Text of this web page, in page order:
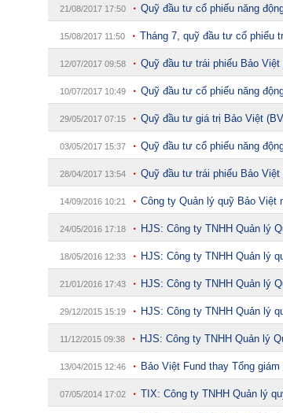
10:33
Mỹ nhân Vbiz đầu tiên được làm
hình Hàn Quốc, chiếm top 1 hot
Kiểm tra tủ đựng bát, đĩa trong nhà,
10:30
MSB được Vietnam Report vinh
2026
Trải nghiệm giải pháp nội thất tại
21/08/2017 17:50 Quỹ đầu tư cổ phiếu năng
15/08/2017 11:50 Tháng 7, quỹ đầu tư cổ phiếu
12/07/2017 09:58 Quỹ đầu tư trái phiếu Bảo
10/07/2017 10:49 Quỹ đầu tư cổ phiếu năng
29/05/2017 07:15 Quỹ đầu tư giá trị Bảo Việt
03/05/2017 15:37 Quỹ đầu tư cổ phiếu năng
28/04/2017 13:54 Quỹ đầu tư trái phiếu Bảo
14/09/2016 10:21 Công ty Quản lý quỹ Bảo Việt
24/05/2016 17:18 HJS: Công ty TNHH Quản lý
18/05/2016 12:33 HJS: Công ty TNHH Quản lý
21/01/2016 17:43 HJS: Công ty TNHH Quản lý
29/12/2015 15:19 HJS: Công ty TNHH Quản lý
11/12/2015 09:38 HJS: Công ty TNHH Quản lý
13/04/2015 12:46 Bảo Việt Fund thay Tổng giám
07/05/2014 17:02 TIX: Công ty TNHH Quản lý